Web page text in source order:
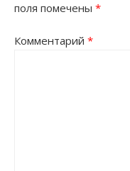
поля помечены *
Комментарий *